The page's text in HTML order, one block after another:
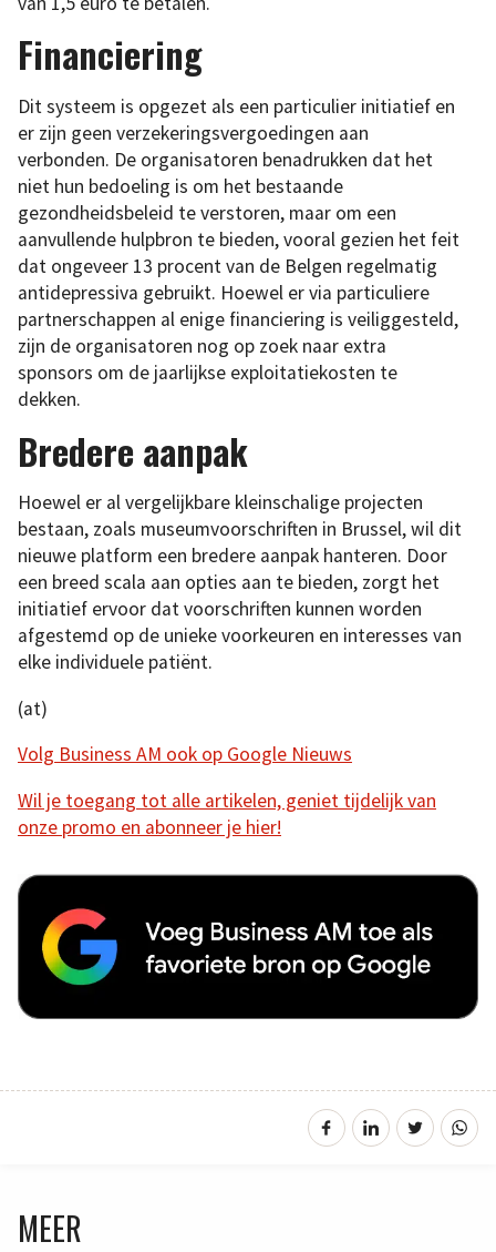
Financiering
Dit systeem is opgezet als een particulier initiatief en
er zijn geen verzekeringsvergoedingen aan
verbonden. De organisatoren benadrukken dat het
niet hun bedoeling is om het bestaande
gezondheidsbeleid te verstoren, maar om een
aanvullende hulpbron te bieden, vooral gezien het feit
dat ongeveer 13 procent van de Belgen regelmatig
antidepressiva gebruikt. Hoewel er via particuliere
partnerschappen al enige financiering is veiliggesteld,
zijn de organisatoren nog op zoek naar extra
sponsors om de jaarlijkse exploitatiekosten te
dekken.
Bredere aanpak
Hoewel er al vergelijkbare kleinschalige projecten
bestaan, zoals museumvoorschriften in Brussel, wil dit
nieuwe platform een bredere aanpak hanteren. Door
een breed scala aan opties aan te bieden, zorgt het
initiatief ervoor dat voorschriften kunnen worden
afgestemd op de unieke voorkeuren en interesses van
elke individuele patiënt.
(at)
Volg Business AM ook op Google Nieuws
Wil je toegang tot alle artikelen, geniet tijdelijk van
onze promo en abonneer je hier!
MEER